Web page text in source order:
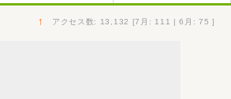
↑ アクセス数: 13,132 [7月: 111 | 6月: 75 ]